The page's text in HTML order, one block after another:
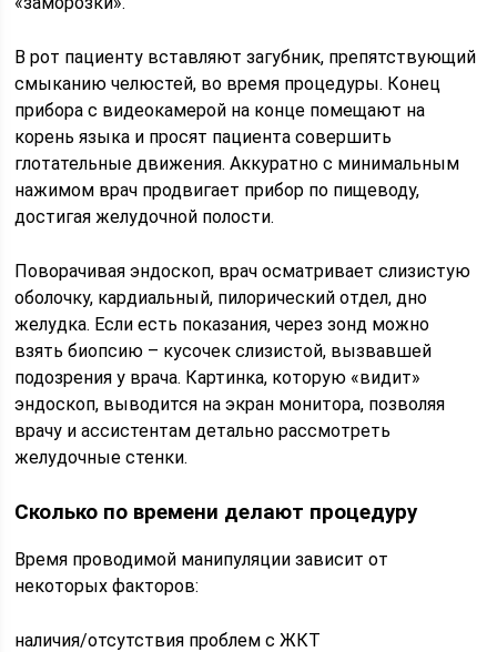
В рот пациенту вставляют загубник, препятствующий
смыканию челюстей, во время процедуры. Конец
прибора с видеокамерой на конце помещают на
корень языка и просят пациента совершить
глотательные движения. Аккуратно с минимальным
нажимом врач продвигает прибор по пищеводу,
достигая желудочной полости.
Поворачивая эндоскоп, врач осматривает слизистую
оболочку, кардиальный, пилорический отдел, дно
желудка. Если есть показания, через зонд можно
взять биопсию – кусочек слизистой, вызвавшей
подозрения у врача. Картинка, которую «видит»
эндоскоп, выводится на экран монитора, позволяя
врачу и ассистентам детально рассмотреть
желудочные стенки.
Сколько по времени делают процедуру
Время проводимой манипуляции зависит от
некоторых факторов:
наличия/отсутствия проблем с ЖКТ